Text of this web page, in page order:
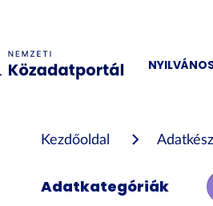
Kezdőoldal
Adatkategóriák